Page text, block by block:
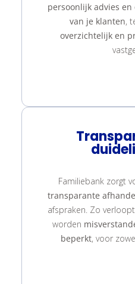
persoonlijk advies
van je klanten,
overzichtelijk en
Familiebank zorgt
transparante
afspraken. Zo
worden
beperkt, voor